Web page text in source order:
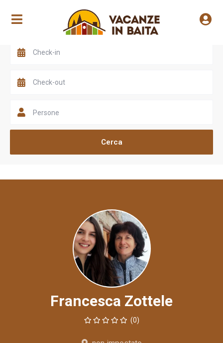
Scegli una valle
Persone
Francesca Zottele
(0)